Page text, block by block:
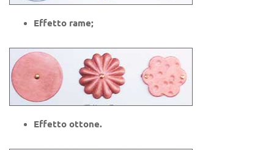
Effetto rame;
Effetto ottone.